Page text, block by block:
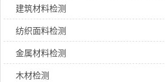
建筑材料检测
纺织面料检测
金属材料检测
木材检测